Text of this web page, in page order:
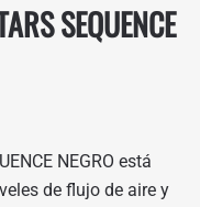
SEQUENCE
NEGRO está
de flujo de aire y